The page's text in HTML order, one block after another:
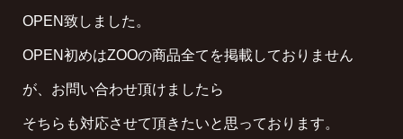
OPEN致しました。
OPEN初めはZOOの商品全てを掲載しておりません
が、お問い合わせ頂けましたら
そちらも対応させて頂きたいと思っております。